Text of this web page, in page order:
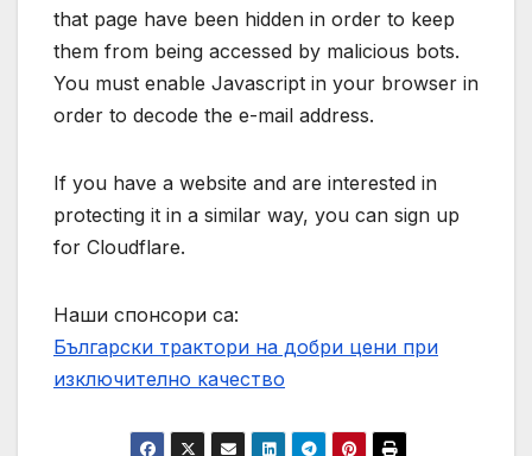
that page have been hidden in order to keep
them from being accessed by malicious bots.
You must enable Javascript in your browser in
order to decode the e-mail address.
If you have a website and are interested in
protecting it in a similar way, you can sign up
for Cloudflare.
Наши спонсори са:
Български трактори на добри цени при
изключително качество